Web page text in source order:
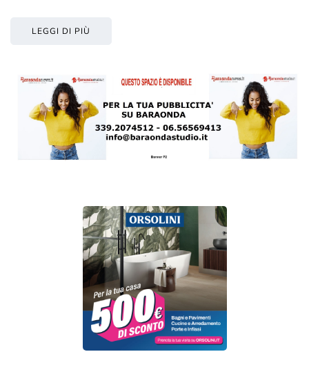
LEGGI DI PIÙ